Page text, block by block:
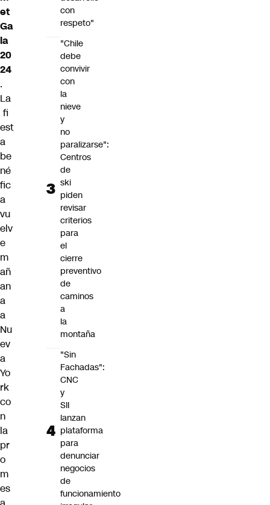
et
Ga
la
20
24
.
La
fi
est
a
be
né
fic
a
vu
elv
e
m
añ
an
a
a
Nu
ev
a
Yo
rk
co
n
la
pr
o
m
es
con
respeto"
"Chile
debe
convivir
con
la
nieve
y
no
paralizarse":
Centros
de
ski
piden
revisar
criterios
para
el
cierre
preventivo
de
caminos
a
la
montaña
"Sin
Fachadas":
CNC
y
SII
lanzan
plataforma
para
denunciar
negocios
de
funcionamiento